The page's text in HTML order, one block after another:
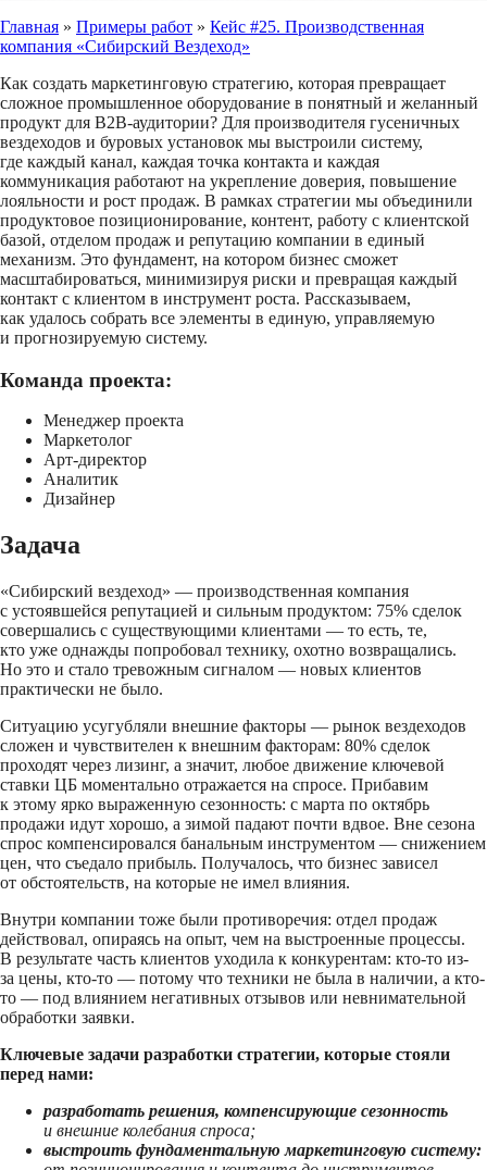
Главная » Примеры работ » Кейс #25. Производственная
компания «Сибирский Вездеход»
Как создать маркетинговую стратегию, которая превращает
сложное промышленное оборудование в понятный и желанный
продукт для B2B-аудитории? Для производителя гусеничных
вездеходов и буровых установок мы выстроили систему,
где каждый канал, каждая точка контакта и каждая
коммуникация работают на укрепление доверия, повышение
лояльности и рост продаж. В рамках стратегии мы объединили
продуктовое позиционирование, контент, работу с клиентской
базой, отделом продаж и репутацию компании в единый
механизм. Это фундамент, на котором бизнес сможет
масштабироваться, минимизируя риски и превращая каждый
контакт с клиентом в инструмент роста. Рассказываем,
как удалось собрать все элементы в единую, управляемую
и прогнозируемую систему.
Команда проекта:
Менеджер проекта
Маркетолог
Арт-директор
Аналитик
Дизайнер
Задача
«Сибирский вездеход» — производственная компания
с устоявшейся репутацией и сильным продуктом: 75% сделок
совершались с существующими клиентами — то есть, те,
кто уже однажды попробовал технику, охотно возвращались.
Но это и стало тревожным сигналом — новых клиентов
практически не было.
Ситуацию усугубляли внешние факторы — рынок вездеходов
сложен и чувствителен к внешним факторам: 80% сделок
проходят через лизинг, а значит, любое движение ключевой
ставки ЦБ моментально отражается на спросе. Прибавим
к этому ярко выраженную сезонность: с марта по октябрь
продажи идут хорошо, а зимой падают почти вдвое. Вне сезона
спрос компенсировался банальным инструментом — снижением
цен, что съедало прибыль. Получалось, что бизнес зависел
от обстоятельств, на которые не имел влияния.
Внутри компании тоже были противоречия: отдел продаж
действовал, опираясь на опыт, чем на выстроенные процессы.
В результате часть клиентов уходила к конкурентам: кто-то из-
за цены, кто-то — потому что техники не была в наличии, а кто-
то — под влиянием негативных отзывов или невнимательной
обработки заявки.
Ключевые задачи разработки стратегии, которые стояли
перед нами:
разработать решения, компенсирующие сезонность
и внешние колебания спроса;
выстроить фундаментальную маркетинговую систему: